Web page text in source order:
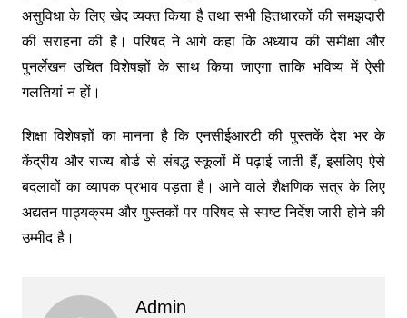
असुविधा के लिए खेद व्यक्त किया है तथा सभी हितधारकों की समझदारी
की सराहना की है। परिषद ने आगे कहा कि अध्याय की समीक्षा और
पुनर्लेखन उचित विशेषज्ञों के साथ किया जाएगा ताकि भविष्य में ऐसी
गलतियां न हों।
शिक्षा विशेषज्ञों का मानना है कि एनसीईआरटी की पुस्तकें देश भर के
केंद्रीय और राज्य बोर्ड से संबद्ध स्कूलों में पढ़ाई जाती हैं, इसलिए ऐसे
बदलावों का व्यापक प्रभाव पड़ता है। आने वाले शैक्षणिक सत्र के लिए
अद्यतन पाठ्यक्रम और पुस्तकों पर परिषद से स्पष्ट निर्देश जारी होने की
उम्मीद है।
Admin